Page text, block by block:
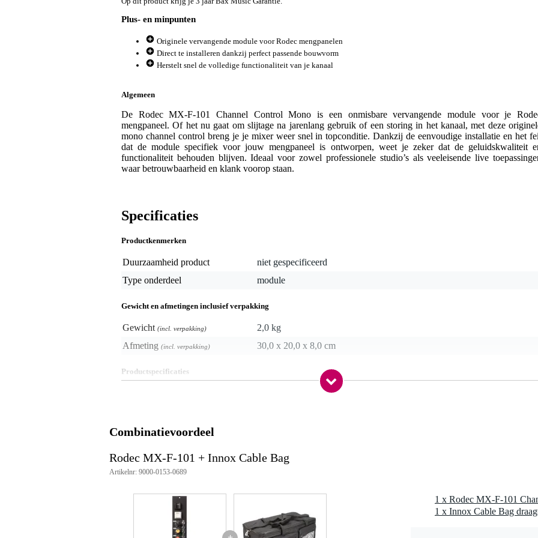
Plus- en minpunten
Originele vervangende module voor Rodec mengpanelen
Direct te installeren dankzij perfect passende bouwvorm
Herstelt snel de volledige functionaliteit van je kanaal
Algemeen
De Rodec MX-F-101 Channel Control Mono is een onmisbare vervangende module voor je
mengpaneel. Of het nu gaat om slijtage na jarenlang gebruik of een storing in het kanaal, met deze
mono channel control breng je je mixer weer snel in topconditie. Dankzij de eenvoudige installatie en het
dat de module specifiek voor jouw mengpaneel is ontworpen, weet je zeker dat de geluidskwaliteit
functionaliteit behouden blijven. Ideaal voor zowel professionele studio’s als veeleisende live
waar betrouwbaarheid en klank voorop staan.
Specificaties
Productkenmerken
Duurzaamheid product
niet gespecificeerd
Type onderdeel
module
Gewicht en afmetingen inclusief verpakking
Gewicht (incl. verpakking)
2,0 kg
Afmeting (incl. verpakking) 30,0 x 20,0 x 8,0 cm
Productspecificaties
Combinatievoordeel
Rodec MX-F-101 + Innox Cable Bag
Artikelnr: 9000-0153-0689
1 x Rodec MX-F-101